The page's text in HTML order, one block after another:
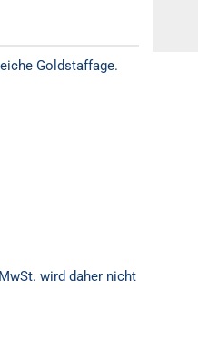
Goldstaffage.
wird daher nicht